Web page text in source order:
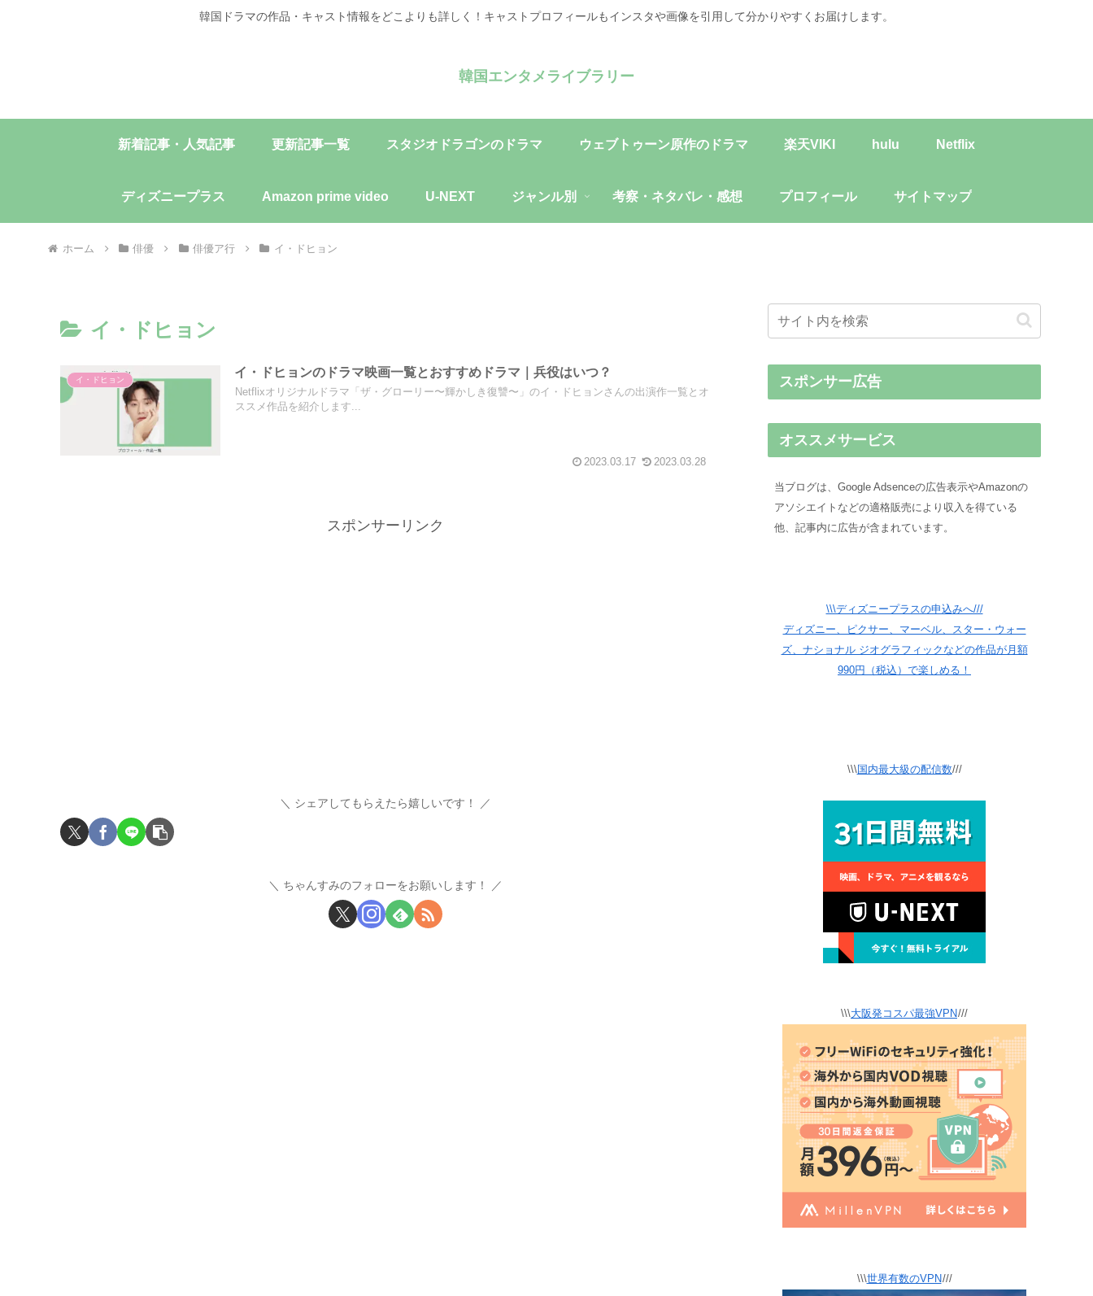
韓国ドラマの作品・キャスト情報をどこよりも詳しく！キャストプロフィールもインスタや画像を引用して分かりやすくお届けします。
韓国エンタメライブラリー
新着記事・人気記事 更新記事一覧 スタジオドラゴンのドラマ ウェブトゥーン原作のドラマ 楽天VIKI hulu Netflix
ディズニープラス Amazon prime video U-NEXT ジャンル別 考察・ネタバレ・感想 プロフィール サイトマップ
ホーム 俳優 俳優ア行 イ・ドヒョン
イ・ドヒョン
イ・ドヒョン
イ・ドヒョンのドラマ映画一覧とおすすめドラマ｜兵役はいつ？
Netflixオリジナルドラマ「ザ・グローリー〜輝かしき復讐〜」のイ・ドヒョンさんの出演作一覧とオ
ススメ作品を紹介します...
2023.03.17 2023.03.28
スポンサーリンク
シェアしてもらえたら嬉しいです！
ちゃんすみのフォローをお願いします！
スポンサー広告
オススメサービス
当ブログは、Google Adsenceの広告表示やAmazonの
アソシエイトなどの適格販売により収入を得ている
他、記事内に広告が含まれています。
\\\ディズニープラスの申込みへ///
ディズニー、ピクサー、マーベル、スター・ウォー
ズ、ナショナル ジオグラフィックなどの作品が月額
990円（税込）で楽しめる！
\\\国内最大級の配信数///
\\\大阪発コスパ最強VPN///
\\\世界有数のVPN///